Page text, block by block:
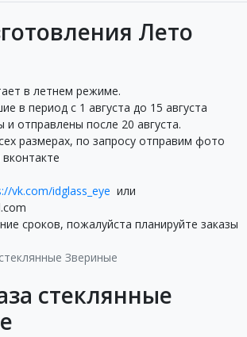
Лето
в летнем режиме.
в период с 1 августа до 15 августа
и отправлены после 20 августа.
размерах, по запросу отправим фото
vk.com/idglass_eye или
сроков, пожалуйста планируйте заказы
Звериные
стеклянные